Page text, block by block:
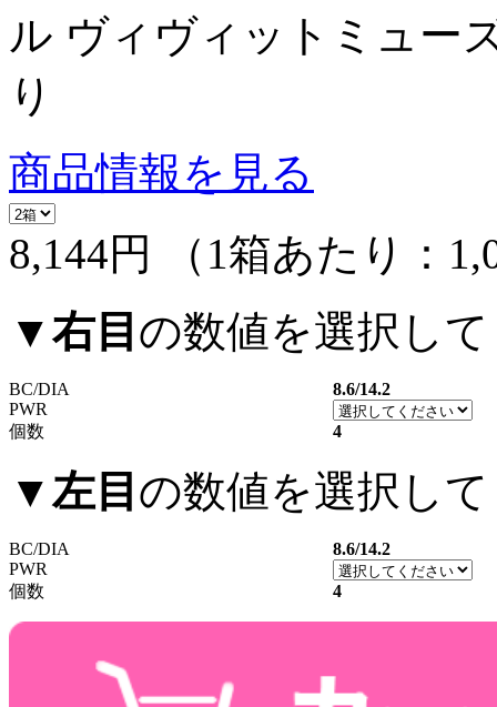
ル ヴィヴィットミュー
り
商品情報を見る
8,144円
（1箱あたり：
▼右目 の数値を選択し
BC/DIA
8.6/14.2
PWR
個数
4
▼左目 の数値を選択し
BC/DIA
8.6/14.2
PWR
個数
4